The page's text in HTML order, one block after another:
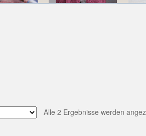
Alle 2 Ergebnisse werden